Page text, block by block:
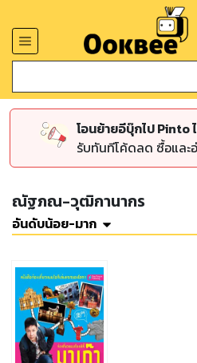
โอนย้ายอีบุ๊กไป Pinto
รับทันทีโค้ดลด ซื้อและ
ณัฐภณ-วุฒิกานากร
อันดับน้อย-มาก